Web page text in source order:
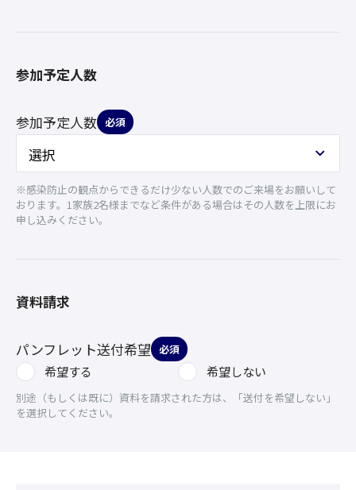
参加予定人数
参加予定人数 必須
※感染防止の観点からできるだけ少ない人数でのご来場をお願いして
おります。1家族2名様までなど条件がある場合はその人数を上限にお
申し込みください。
資料請求
パンフレット送付希望 必須
希望する 希望しない
別途（もしくは既に）資料を請求された方は、「送付を希望しない」
を選択してください。